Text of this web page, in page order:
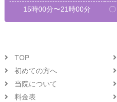
15時00分〜21時00分
〇
TOP
初めての方へ
当院について
料金表